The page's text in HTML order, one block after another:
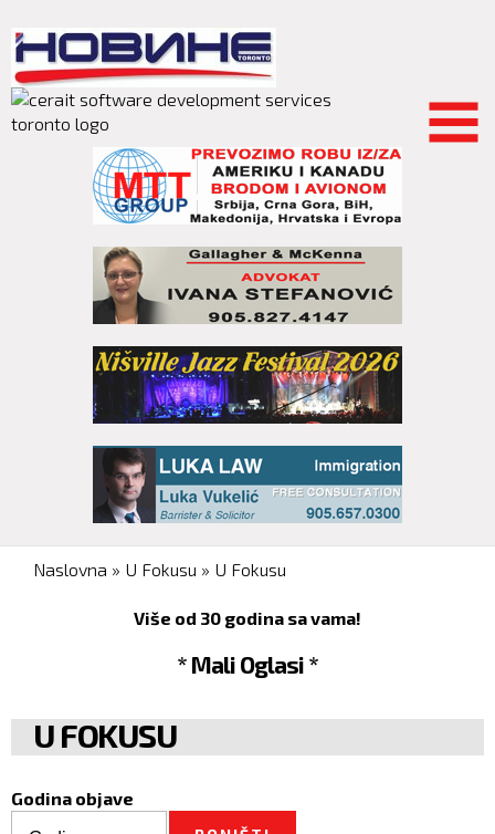
main
content
You are here
Naslovna » U Fokusu » U Fokusu
Više od 30 godina sa vama!
* Mali Oglasi *
U FOKUSU
Godina objave